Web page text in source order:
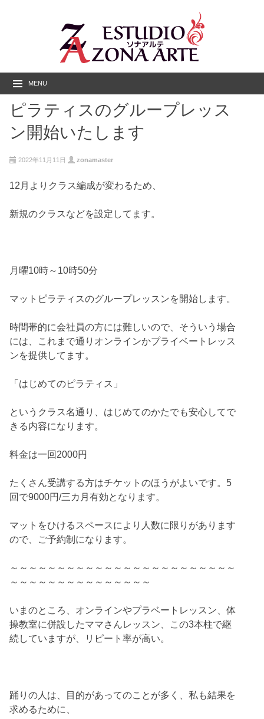
MENU
ピラティスのグループレッス
ン開始いたします
2022年11月11日 zonamaster
12月よりクラス編成が変わるため、
新規のクラスなどを設定してます。
月曜10時～10時50分
マットピラティスのグループレッスンを開始します。
時間帯的に会社員の方には難しいので、そういう場合
には、これまで通りオンラインかプライベートレッス
ンを提供してます。
「はじめてのピラティス」
というクラス名通り、はじめてのかたでも安心してで
きる内容になります。
料金は一回2000円
たくさん受講する方はチケットのほうがよいです。5
回で9000円/三カ月有効となります。
マットをひけるスペースにより人数に限りがあります
ので、ご予約制になります。
～～～～～～～～～～～～～～～～～～～～～～～～
～～～～～～～～～～～～～～～
いまのところ、オンラインやプラベートレッスン、体
操教室に併設したママさんレッスン、この3本柱で継
続していますが、リピート率が高い。
踊りの人は、目的があってのことが多く、私も結果を
求めるために、